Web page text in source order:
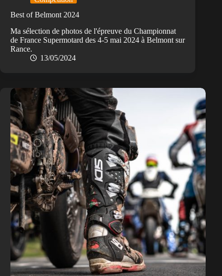
Best of Belmont 2024
Ma sélection de photos de l'épreuve du Championnat
de France Supermotard des 4-5 mai 2024 à Belmont sur
Rance.
13/05/2024